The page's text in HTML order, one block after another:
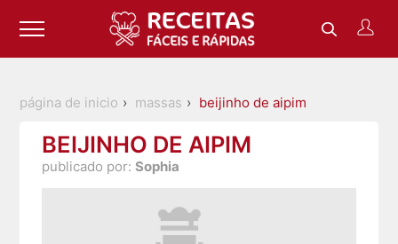
página de inicio massas beijinho de aipim
BEIJINHO DE AIPIM
publicado por: Sophia